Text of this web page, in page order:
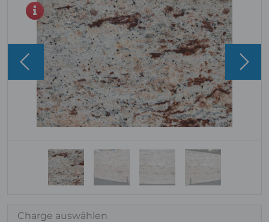
Charge auswählen